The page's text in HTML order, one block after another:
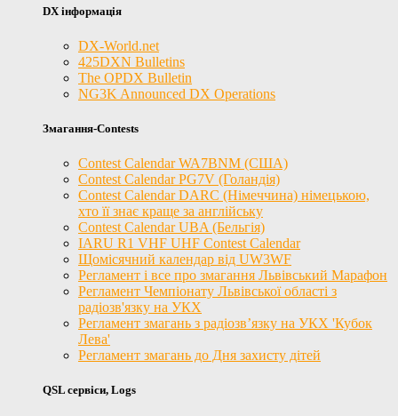
DX інформація
DX-World.net
425DXN Bulletins
The OPDX Bulletin
NG3K Announced DX Operations
Змагання-Contests
Contest Calendar WA7BNM (США)
Contest Calendar PG7V (Голандія)
Contest Calendar DARC (Німеччина) німецькою,
хто її знає краще за англійську
Contest Calendar UBA (Бельгія)
IARU R1 VHF UHF Contest Calendar
Щомісячний календар від UW3WF
Регламент і все про змагання Львівський Марафон
Регламент Чемпіонату Львівської області з
радіозв'язку на УКХ
Регламент змагань з радіозв’язку на УКХ 'Кубок
Лева'
Регламент змагань до Дня захисту дітей
QSL сервіси, Logs